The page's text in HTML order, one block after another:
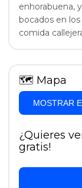
enhorabuena,
bocados en
comida
🗺 Mapa
MOSTRAR
¿Quieres
gratis!